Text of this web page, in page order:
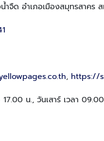
จืด อำเภอเมืองสมุทรสาคร
, https://
น., วันเสาร์ เวลา